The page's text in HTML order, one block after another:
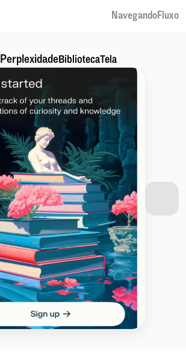
NavegandoFluxo
PerplexidadeBibliotecaTela